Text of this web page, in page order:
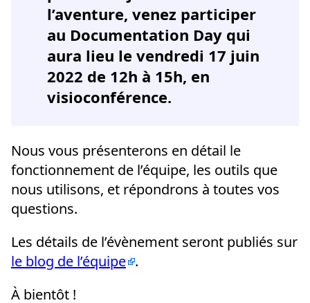
l’aventure, venez participer
au Documentation Day qui
aura lieu le vendredi 17 juin
2022 de 12h à 15h, en
visioconférence.
Nous vous présenterons en détail le
fonctionnement de l’équipe, les outils que
nous utilisons, et répondrons à toutes vos
questions.
Les détails de l’évènement seront publiés sur
le blog de l’équipe .
À bientôt !